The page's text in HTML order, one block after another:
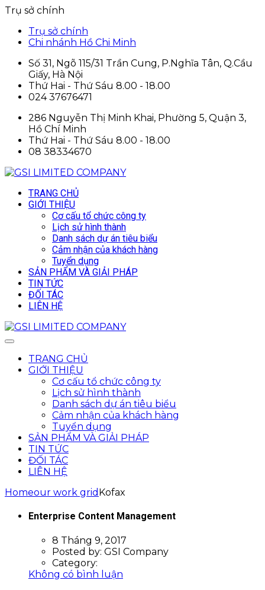
Trụ sở chính
Trụ sở chính
Chi nhánh Hồ Chi Minh
Số 31, Ngõ 115/31 Trần Cung, P.Nghĩa Tân, Q.Cầu
Giấy, Hà Nội
Thứ Hai - Thứ Sáu 8.00 - 18.00
024 37676471
286 Nguyễn Thị Minh Khai, Phường 5, Quận 3,
Hồ Chí Minh
Thứ Hai - Thứ Sáu 8.00 - 18.00
08 38334670
TRANG CHỦ
GIỚI THIỆU
Cơ cấu tổ chức công ty
Lịch sử hình thành
Danh sách dự án tiêu biểu
Cảm nhận của khách hàng
Tuyển dụng
SẢN PHẨM VÀ GIẢI PHÁP
TIN TỨC
ĐỐI TÁC
LIÊN HỆ
TRANG CHỦ
GIỚI THIỆU
Cơ cấu tổ chức công ty
Lịch sử hình thành
Danh sách dự án tiêu biểu
Cảm nhận của khách hàng
Tuyển dụng
SẢN PHẨM VÀ GIẢI PHÁP
TIN TỨC
ĐỐI TÁC
LIÊN HỆ
Homeour work grid Kofax
Enterprise Content Management
8 Tháng 9, 2017
Posted by: GSI Company
Category:
Không có bình luận